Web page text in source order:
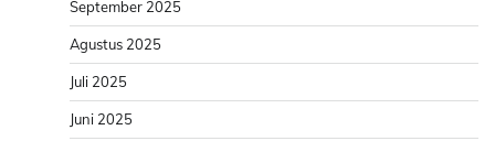
September 2025
Agustus 2025
Juli 2025
Juni 2025